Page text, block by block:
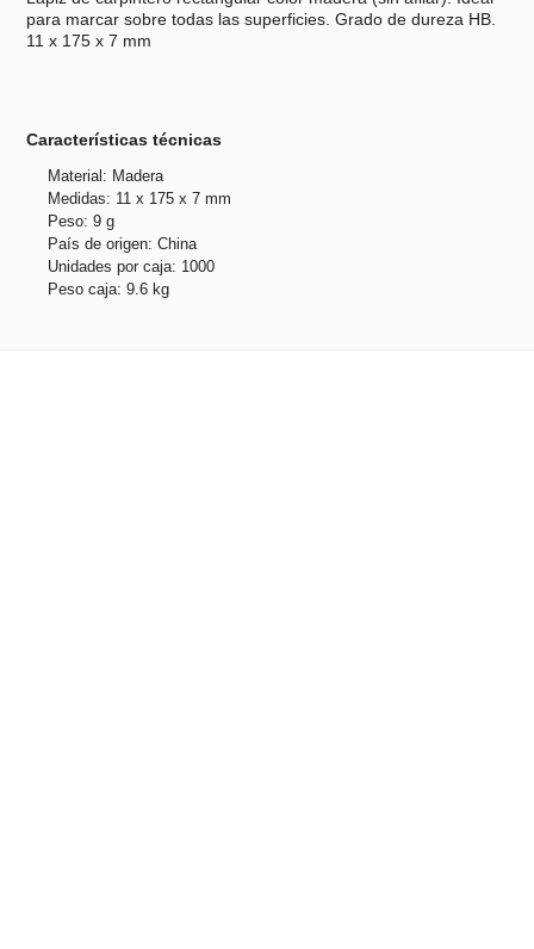
para marcar sobre todas las superficies. Grado de dureza HB.
11 x 175 x 7 mm
Características técnicas
Material: Madera
Medidas: 11 x 175 x 7 mm
Peso: 9 g
País de origen: China
Unidades por caja: 1000
Peso caja: 9.6 kg